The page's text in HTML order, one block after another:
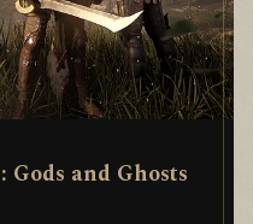
Gods and Ghosts